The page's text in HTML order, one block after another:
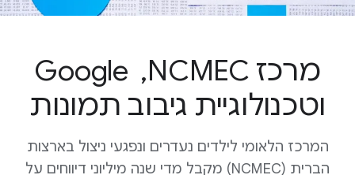
מרכז NCMEC, ‏ Google
וטכנולוגיית גיבוב תמונות
המרכז הלאומי לילדים נעדרים ונפגעי ניצול בארצות
הברית (NCMEC) מקבל מדי שנה מיליוני דיווחים על